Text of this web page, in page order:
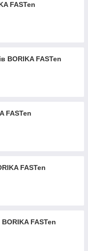
FASTen
BORIKA FASTen
FASTen
FASTen
FASTen